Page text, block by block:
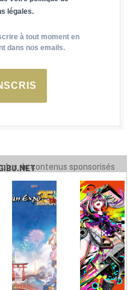
légales.
à tout moment en
dans nos emails.
plus de contenus sponsorisés